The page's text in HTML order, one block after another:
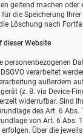
geltend machen
die Speicherung
Löschung nach
dieser Website
verarbeitet
außerdem
(z. B. via Device-
widerrufbar. Sind
des Art. 6 Abs.
von Art. 6 Abs.
Über die